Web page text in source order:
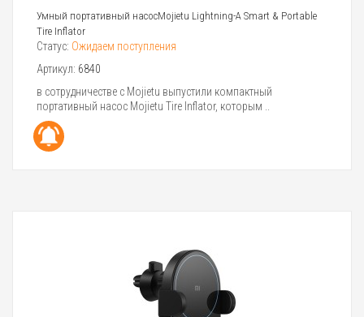
Умный портативный насосMojietu Lightning-A Smart & Portable
Tire Inflator
Статус: Ожидаем поступления
Артикул: 6840
в сотрудничестве с Mojietu выпустили компактный
портативный насос Mojietu Tire Inflator, которым ..